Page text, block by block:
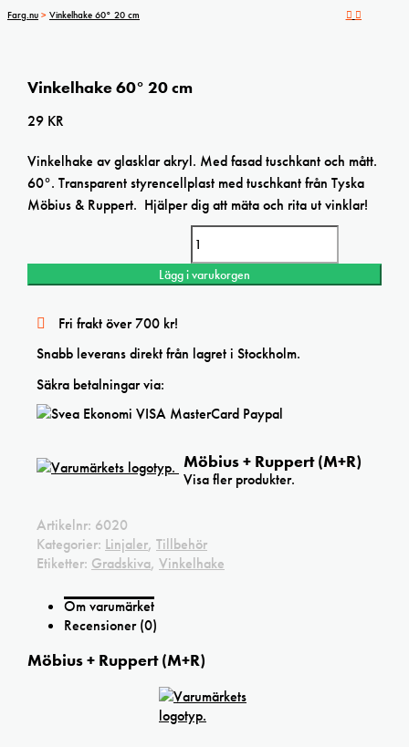
Farg.nu > Vinkelhake 60° 20 cm
Vinkelhake 60° 20 cm
29 KR
Vinkelhake av glasklar akryl. Med fasad tuschkant och mått.
60°. Transparent styrencellplast med tuschkant från Tyska
Möbius & Ruppert. Hjälper dig att mäta och rita ut vinklar!
Lägg i varukorgen
Fri frakt över 700 kr!
Snabb leverans direkt från lagret i Stockholm.
Säkra betalningar via:
Möbius + Ruppert (M+R)
Visa fler produkter.
Artikelnr: 6020
Kategorier: Linjaler, Tillbehör
Etiketter: Gradskiva, Vinkelhake
Om varumärket
Recensioner (0)
Möbius + Ruppert (M+R)